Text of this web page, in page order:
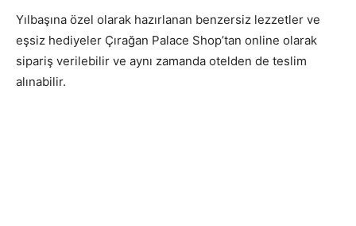
Yılbaşına özel olarak hazırlanan benzersiz lezzetler ve
eşsiz hediyeler Çırağan Palace Shop’tan online olarak
sipariş verilebilir ve aynı zamanda otelden de teslim
alınabilir.